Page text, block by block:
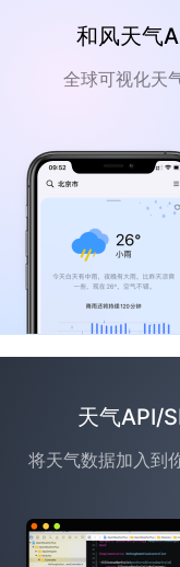
和风天气
全球可视化天
天气API/
将天气数据加入到